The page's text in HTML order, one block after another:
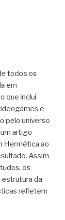
todos os
em
que inclui
e
pelo universo
artigo
Hermética ao
Assim
os
da
refletem